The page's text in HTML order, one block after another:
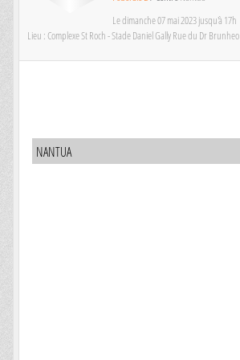
Ledimanche07mai2023jusqu'à 17h
Lieu :Complexe St Roch - Stade Daniel Gally Rue du Dr Brunheo
NANTUA